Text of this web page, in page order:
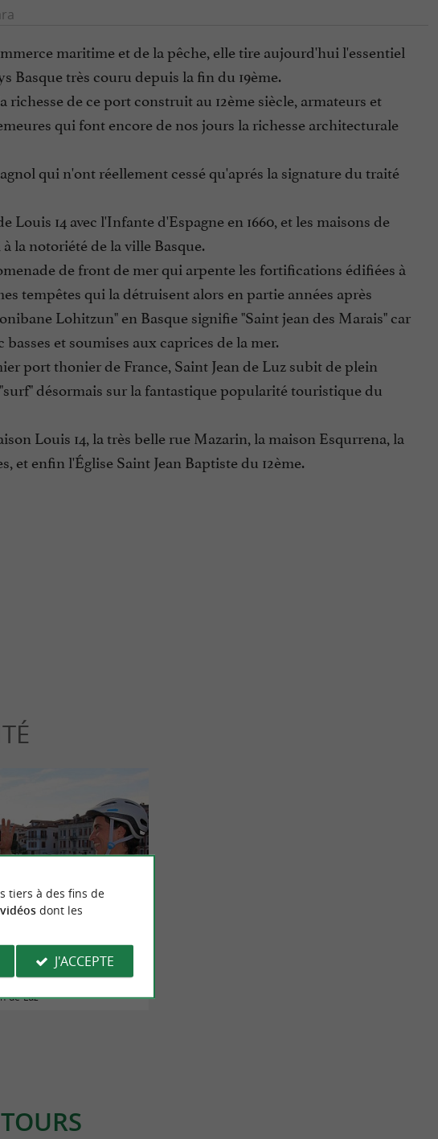
maritime et de la pêche, elle tire aujourd'hui l'essentiel
Basque très couru depuis la fin du 19ème.
de ce port construit au 12ème siècle, armateurs et
qui font encore de nos jours la richesse architecturale
qui n'ont réellement cessé qu'aprés la signature du traité
Louis 14 avec l'Infante d'Espagne en 1660, et les maisons de
la notoriété de la ville Basque.
de front de mer qui arpente les fortifications édifiées à
tempêtes qui la détruisent alors en partie années après
Lohitzun" en Basque signifie "Saint jean des Marais" car
et soumises aux caprices de la mer.
port thonier de France, Saint Jean de Luz subit de plein
désormais sur la fantastique popularité touristique du
Louis 14, la très belle rue Mazarin, la maison Esqurrena, la
et enfin l'Église Saint Jean Baptiste du 12ème.
- De Saint-Jean-de-Luz à
Hendaye
de-Luz
tiers à des fins de
vidéosdont les
J'ACCEPTE